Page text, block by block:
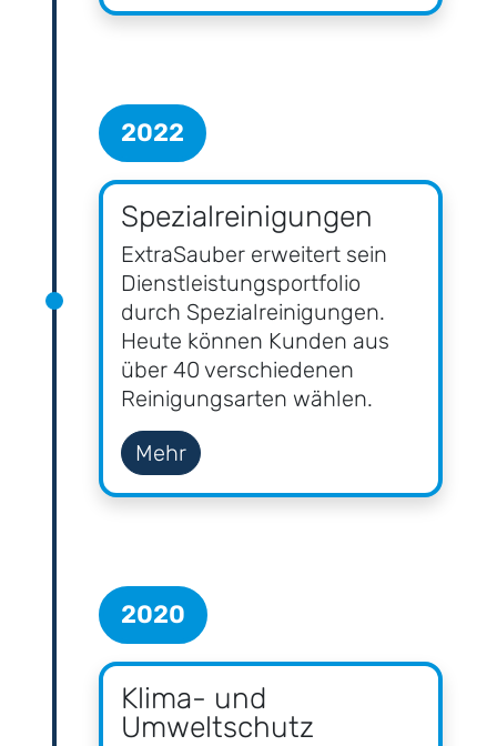
2022
Spezial­reinigungen
ExtraSauber erweitert sein
Dienstleistungs­portfolio
durch Spezial­reinigungen.
Heute können Kunden aus
über 40 verschiedenen
Reinigungs­arten wählen.
Mehr
2020
Klima- und
Umweltschutz